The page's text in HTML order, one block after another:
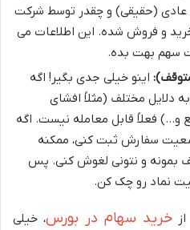
عادی (حقیقی) و چقدر توسط شرکت
و فروش شده. این اطلاعات می
سهم بهت بده.
اینو خیلی جدی بگیر! اگه
دلایل مختلف (مثلاً افشای
و…) فعلاً قابل معامله نیست. اگه
سفارش ثبت کنی، ممکنه
بمونه و نتونی لغوش کنی. پس
نماد رو چک کن.
خرید سهام در بورس، خیلی